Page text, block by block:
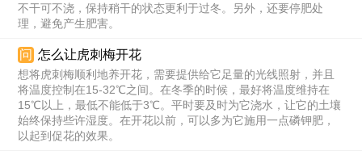
不干可不浇，保持稍干的状态更利于过冬。另外，还要停肥处
理，避免产生肥害。
问 怎么让虎刺梅开花
想将虎刺梅顺利地养开花，需要提供给它足量的光线照射，并且
将温度控制在15-32℃之间。在冬季的时候，最好将温度维持在
15℃以上，最低不能低于3℃。平时要及时为它浇水，让它的土壤
始终保持些许湿度。在开花以前，可以多为它施用一点磷钾肥，
以起到促花的效果。